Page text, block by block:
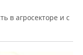
в агросекторе и с